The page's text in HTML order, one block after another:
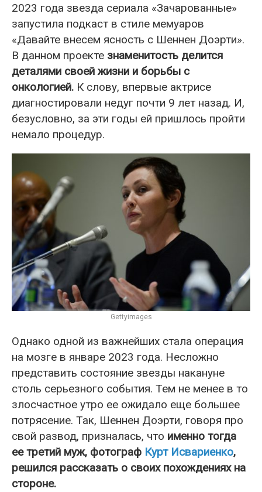
2023 года звезда сериала «Зачарованные»
запустила подкаст в стиле мемуаров
«Давайте внесем ясность с Шеннен Доэрти».
В данном проекте знаменитость делится
деталями своей жизни и борьбы с
онкологией. К слову, впервые актрисе
диагностировали недуг почти 9 лет назад. И,
безусловно, за эти годы ей пришлось пройти
немало процедур.
Gettyimages
Однако одной из важнейших стала операция
на мозге в январе 2023 года. Несложно
представить состояние звезды накануне
столь серьезного события. Тем не менее в то
злосчастное утро ее ожидало еще большее
потрясение. Так, Шеннен Доэрти, говоря про
свой развод, призналась, что именно тогда
ее третий муж, фотограф Курт Исвариенко,
решился рассказать о своих похождениях на
стороне.